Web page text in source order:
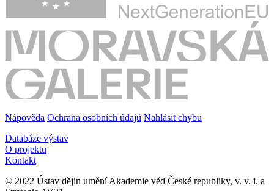
Nápověda Ochrana osobních údajů Nahlásit chybu
Databáze výstav
O projektu
Kontakt
© 2022 Ústav dějin umění Akademie věd České republiky, v. v. i. a